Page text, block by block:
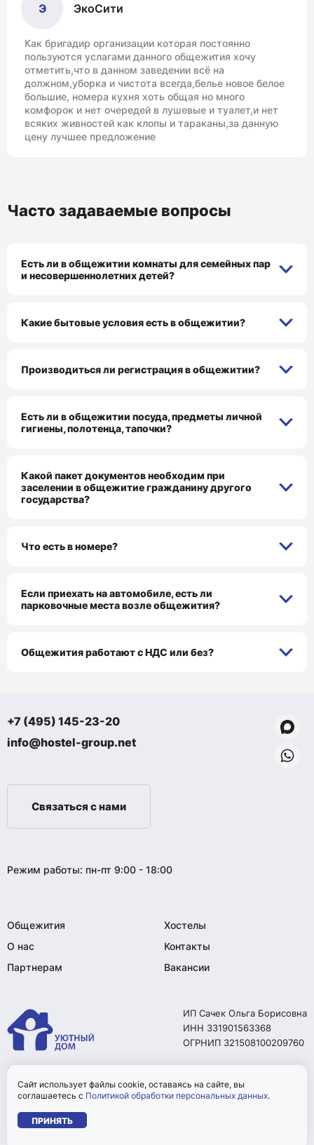
Э ЭкоСити
Как бригадир организации которая постоянно
пользуются услагами данного общежития хочу
отметить,что в данном заведении всё на
должном,уборка и чистота всегда,белье новое белое
большие, номера кухня хоть общая но много
комфорок и нет очередей в лушевые и туалет,и нет
всяких живностей как клопы и тараканы,за данную
цену лучшее предложение
Часто задаваемые вопросы
Есть ли в общежитии комнаты для семейных пар
и несовершеннолетних детей?
Какие бытовые условия есть в общежитии?
Производиться ли регистрация в общежитии?
Есть ли в общежитии посуда, предметы личной
гигиены, полотенца, тапочки?
Какой пакет документов необходим при
заселении в общежитие гражданину другого
государства?
Что есть в номере?
Если приехать на автомобиле, есть ли
парковочные места возле общежития?
Общежития работают с НДС или без?
ИП Сачек Ольга Борисовна
ИНН 331901563368
ОГРНИП 321508100209760
© 2026. Все права
защищены.
Сделано в Brainmarket
Общежития
Хостелы
О нас
Контакты
Партнерам
Вакансии
Режим работы: пн-пт 9:00 - 18:00
+7 (495) 145-23-20
info@hostel-group.net
Связаться с нами
Сайт использует файлы cookie, оставаясь на сайте, вы
соглашаетесь с Политикой обработки персональных данных.
ПРИНЯТЬ